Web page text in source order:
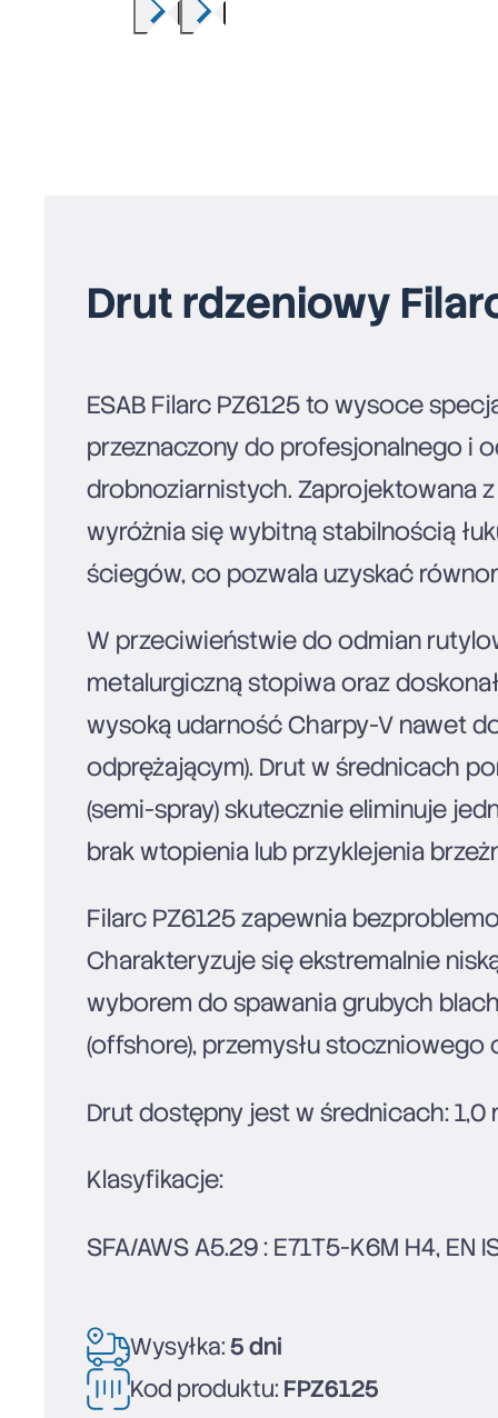
Drut rdzeniowy
ESAB Filarc PZ6125 to wysoce
przeznaczony do profesjonalnego i
drobnoziarnistych. Zaprojektowana
wyróżnia się wybitną stabilnością
ściegów, co pozwala uzyskać
W przeciwieństwie do odmian
metalurgiczną stopiwa oraz
wysoką udarność Charpy-V nawet
odprężającym). Drut w średnicach
(semi-spray) skutecznie eliminuje
brak wtopienia lub przyklejenia
Filarc PZ6125 zapewnia
Charakteryzuje się ekstremalnie
wyborem do spawania grubych
(offshore), przemysłu
Drut dostępny jest w średnicach: 1,0
Klasyfikacje:
SFA/AWS A5.29 : E71T5-K6M H4, EN
Wysyłka:5 dni
Kod produktu: FPZ6125